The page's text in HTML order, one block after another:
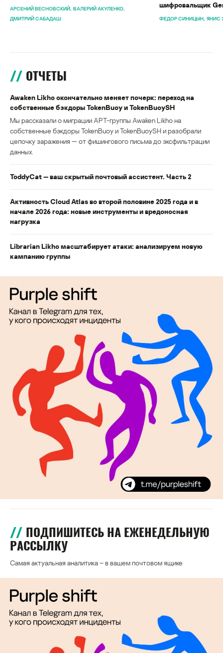
АРСЕНИЙ ВЕСНОВСКИЙ ВАЛЕРИЙ АКУЛЕНКО
ДМИТРИЙ САБАДАШ
шифровальщик
ФЕДОР СИНИЦЫН ЯНИС
ОТЧЕТЫ
Awaken Likho окончательно меняет почерк: переход на
собственные бэкдоры TokenBuoy и TokenBuoySH
Мы рассказали о миграции APT-группы Awaken Likho на
собственные бэкдоры TokenBuoy и TokenBuoySH и разобрали
цепочку заражения — от фишингового письма до эксфильтрации
данных.
ToddyCat — ваш скрытый почтовый ассистент. Часть 2
Активность Cloud Atlas во второй половине 2025 года и в
начале 2026 года: новые инструменты и вредоносная
нагрузка
Librarian Likho масштабирует атаки: анализируем новую
кампанию группы
ПОДПИШИТЕСЬ НА ЕЖЕНЕДЕЛЬНУЮ
РАССЫЛКУ
Самая актуальная аналитика – в вашем почтовом ящике